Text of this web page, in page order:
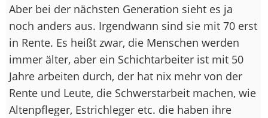
Aber bei der nächsten Generation sieht es ja
noch anders aus. Irgendwann sind sie mit 70 erst
in Rente. Es heißt zwar, die Menschen werden
immer älter, aber ein Schichtarbeiter ist mit 50
Jahre arbeiten durch, der hat nix mehr von der
Rente und Leute, die Schwerstarbeit machen, wie
Altenpfleger, Estrichleger etc. die haben ihre